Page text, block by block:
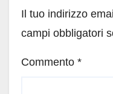
Il tuo indirizzo
campi obbligatori
Commento *